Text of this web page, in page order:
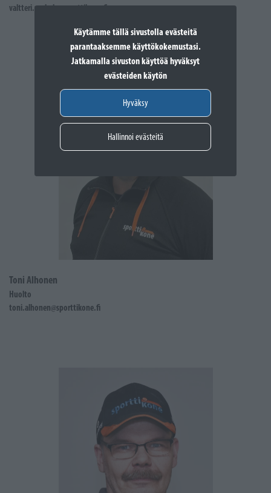
Käytämme tällä sivustolla evästeitä
parantaaksemme käyttökokemustasi.
Jatkamalla sivuston käyttöä hyväksyt
evästeiden käytön
Hyväksy
Hallinnoi evästeitä
valtteri.rauhala@sporttikone.fi
Toni Alhonen
Huolto
toni.alhonen@sporttikone.fi